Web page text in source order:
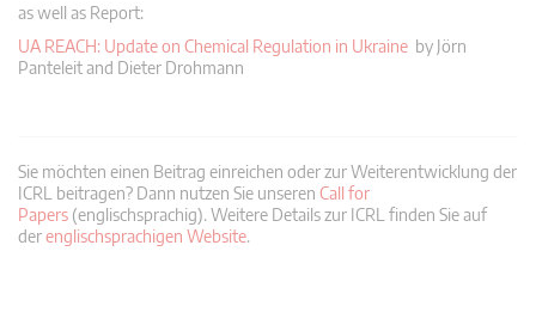
as well as Report:
UA REACH: Update on Chemical Regulation in Ukraine by Jörn
Panteleit and Dieter Drohmann
Sie möchten einen Beitrag einreichen oder zur Weiterentwicklung der
ICRL beitragen? Dann nutzen Sie unseren Call for
Papers (englischsprachig). Weitere Details zur ICRL finden Sie auf
derenglischsprachigen Website.